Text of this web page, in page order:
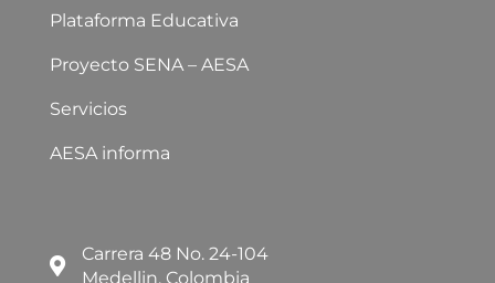
Plataforma Educativa
Proyecto SENA – AESA
Servicios
AESA informa
Carrera 48 No. 24-104
Medellin, Colombia